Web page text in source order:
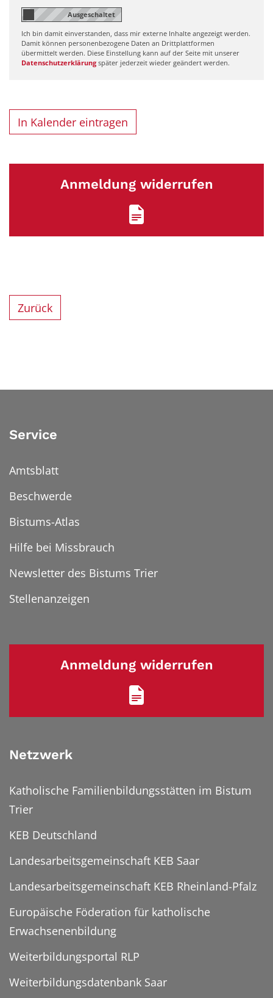
Ich bin damit einverstanden, dass mir externe Inhalte angezeigt werden.
Damit können personenbezogene Daten an Drittplattformen
übermittelt werden. Diese Einstellung kann auf der Seite mit unserer
Datenschutzerklärung später jederzeit wieder geändert werden.
In Kalender eintragen
Anmeldung widerrufen
Zurück
Service
Amtsblatt
Beschwerde
Bistums-Atlas
Hilfe bei Missbrauch
Newsletter des Bistums Trier
Stellenanzeigen
Anmeldung widerrufen
Netzwerk
Katholische Familienbildungsstätten im Bistum
Trier
KEB Deutschland
Landesarbeitsgemeinschaft KEB Saar
Landesarbeitsgemeinschaft KEB Rheinland-Pfalz
Europäische Föderation für katholische
Erwachsenenbildung
Weiterbildungsportal RLP
Weiterbildungsdatenbank Saar